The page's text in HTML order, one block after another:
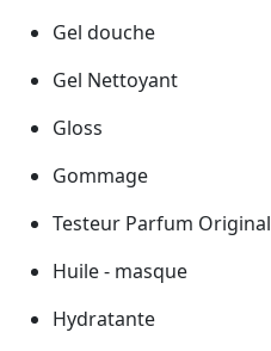
Gel douche
Gel Nettoyant
Gloss
Gommage
Testeur Parfum Original
Huile - masque
Hydratante